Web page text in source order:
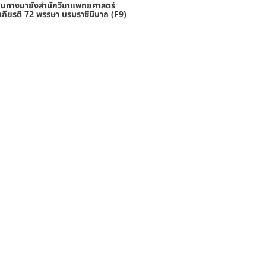
ทางมายังสำนักวิชาแพทยศาสตร์
กียรติ 72 พรรษา บรมราชินีนาถ (F9)